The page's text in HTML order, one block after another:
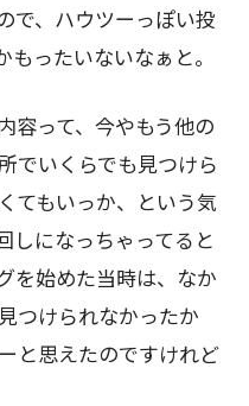
で、ハウツーっぽい投
ったいないなぁと。
容って、今やもう他の
でいくらでも見つけら
てもいっか、という気
しになっちゃってると
を始めた当時は、なか
つけられなかったか
と思えたのですけれど